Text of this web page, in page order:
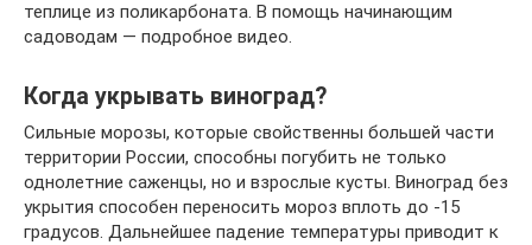
теплице из поликарбоната. В помощь начинающим
садоводам — подробное видео.
Когда укрывать виноград?
Сильные морозы, которые свойственны большей части
территории России, способны погубить не только
однолетние саженцы, но и взрослые кусты. Виноград без
укрытия способен переносить мороз вплоть до -15
градусов. Дальнейшее падение температуры приводит к